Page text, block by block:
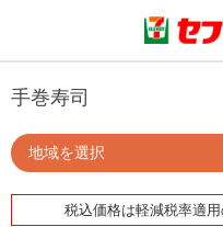
商品のご案内
商品のご案内トップ
今週の新商品
セール・キャンペーン
サービス
手巻寿司
地域を選択
税込価格は軽減税率適